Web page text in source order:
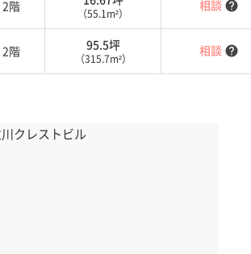
2階 （55.1m²）
相談 help
2階 95.5坪
（315.7m²）
相談 help